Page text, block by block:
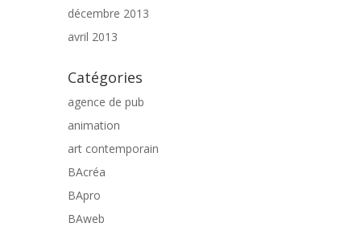
décembre 2013
avril 2013
Catégories
agence de pub
animation
art contemporain
BAcréa
BApro
BAweb